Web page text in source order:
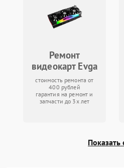
Ремонт
видеокарт Evga
стоимость ремонта от
400 рублей
гарантия на ремонт и
запчасти до 3х лет